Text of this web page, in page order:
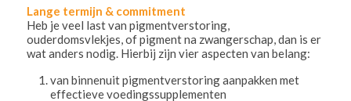
Lange termijn & commitment
Heb je veel last van pigmentverstoring,
ouderdomsvlekjes, of pigment na zwangerschap, dan is er
wat anders nodig. Hierbij zijn vier aspecten van belang:
van binnenuit pigmentverstoring aanpakken met
effectieve voedingssupplementen